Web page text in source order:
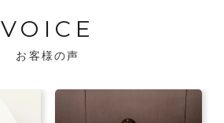
VOICE
お客様の声